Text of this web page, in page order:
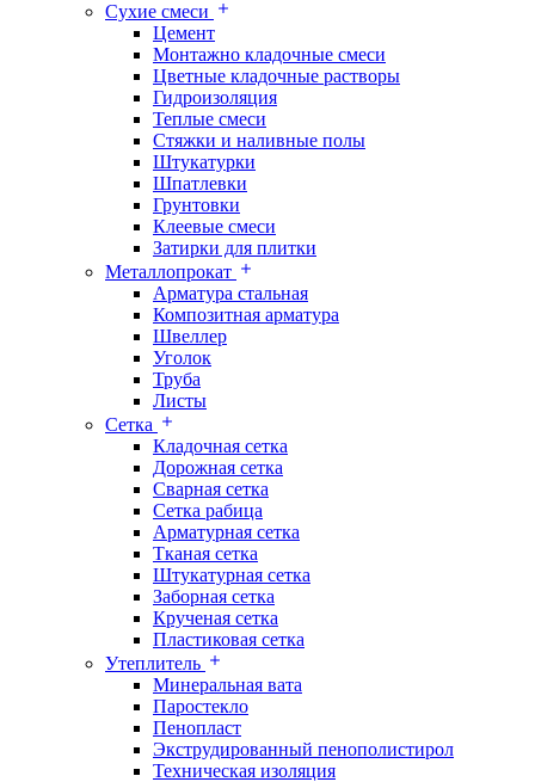
Сухие смеси
Цемент
Монтажно кладочные смеси
Цветные кладочные растворы
Гидроизоляция
Теплые смеси
Стяжки и наливные полы
Штукатурки
Шпатлевки
Грунтовки
Клеевые смеси
Затирки для плитки
Металлопрокат
Арматура стальная
Композитная арматура
Швеллер
Уголок
Труба
Листы
Сетка
Кладочная сетка
Дорожная сетка
Сварная сетка
Сетка рабица
Арматурная сетка
Тканая сетка
Штукатурная сетка
Заборная сетка
Крученая сетка
Пластиковая сетка
Утеплитель
Минеральная вата
Паростекло
Пенопласт
Экструдированный пенополистирол
Техническая изоляция